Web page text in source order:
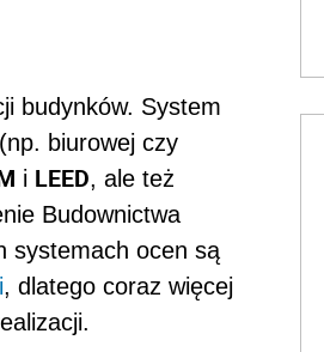
budynków. System
biurowej czy
i LEED, ale też
Budownictwa
systemach ocen są
, dlatego coraz więcej